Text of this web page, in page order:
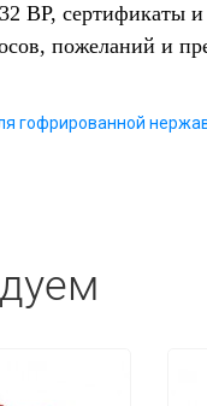
ВР, сертификаты
пожеланий и
гофрированной